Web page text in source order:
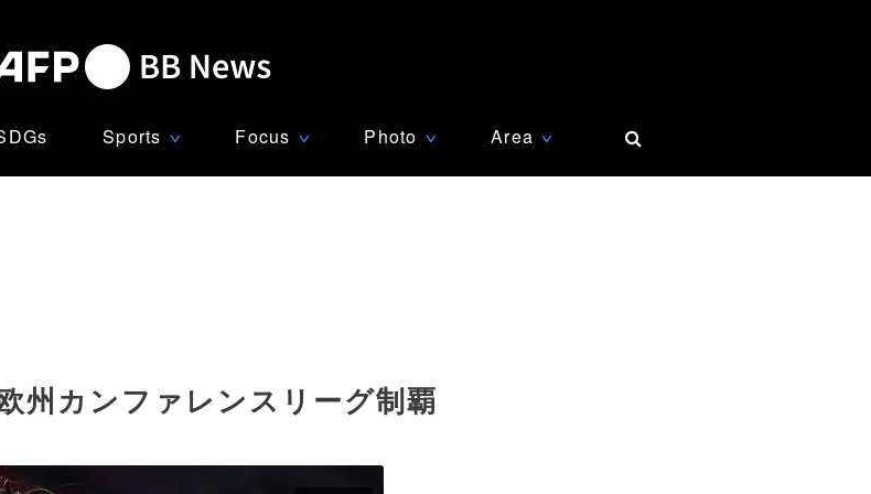
Sports ∨ Focus ∨ Photo ∨ Area ∨
州カンファレンスリーグ制覇